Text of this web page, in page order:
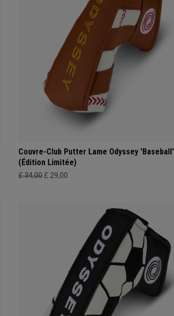
Couvre-Club Putter Lame Odyssey 'Baseball'
(Édition Limitée)
£ 34,00 £ 29,00